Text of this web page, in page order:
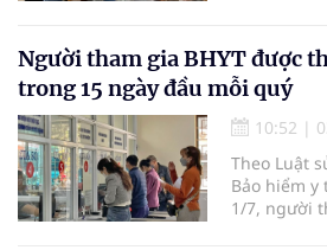
Người tham gia BHYT được
trong 15 ngày đầu mỗi quý
10:52 |
Theo Luật
Bảo hiểm
1/7, người